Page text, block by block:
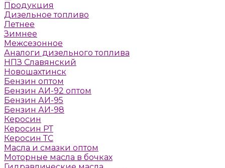
Продукция
Дизельное топливо
Летнее
Зимнее
Межсезонное
Аналоги дизельного топлива
НПЗ Славянский
Новошахтинск
Бензин оптом
Бензин АИ-92 оптом
Бензин АИ-95
Бензин АИ-98
Керосин
Керосин РТ
Керосин ТС
Масла и смазки оптом
Моторные масла в бочках